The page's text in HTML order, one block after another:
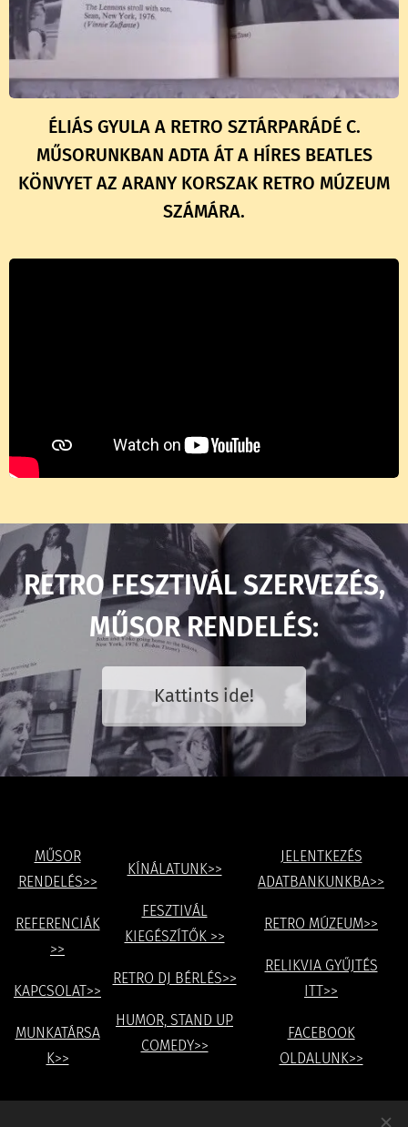
ÉLIÁS GYULA A RETRO SZTÁRPARÁDÉ C.
MŰSORUNKBAN ADTA ÁT A HÍRES BEATLES
KÖNVYET AZ ARANY KORSZAK RETRO MÚZEUM
SZÁMÁRA.
RETRO FESZTIVÁL SZERVEZÉS,
MŰSOR RENDELÉS:
Kattints ide!
MŰSOR
RENDELÉS>>
REFERENCIÁK
>>
KAPCSOLAT>>
MUNKATÁRSA
K>>
KÍNÁLATUNK>>
FESZTIVÁL
KIEGÉSZÍTŐK >>
RETRO DJ BÉRLÉS>>
HUMOR, STAND UP
COMEDY>>
JELENTKEZÉS
ADATBANKUNKBA>>
RETRO MÚZEUM>>
RELIKVIA GYŰJTÉS
ITT>>
FACEBOOK
OLDALUNK>>